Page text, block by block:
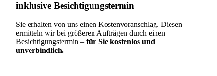
inklusive Besichtigungstermin
Sie erhalten von uns einen Kostenvoranschlag. Diesen
ermitteln wir bei größeren Aufträgen durch einen
Besichtigungstermin – für Sie kostenlos und
unverbindlich.